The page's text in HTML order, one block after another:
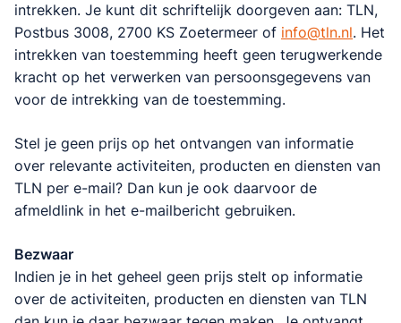
intrekken. Je kunt dit schriftelijk doorgeven aan: TLN,
Postbus 3008, 2700 KS Zoetermeer of info@tln.nl. Het
intrekken van toestemming heeft geen terugwerkende
kracht op het verwerken van persoonsgegevens van
voor de intrekking van de toestemming.
Stel je geen prijs op het ontvangen van informatie
over relevante activiteiten, producten en diensten van
TLN per e-mail? Dan kun je ook daarvoor de
afmeldlink in het e-mailbericht gebruiken.
Bezwaar
Indien je in het geheel geen prijs stelt op informatie
over de activiteiten, producten en diensten van TLN